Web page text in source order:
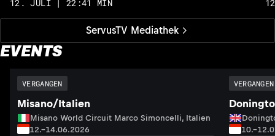
ServusTV Mediathek
12. JULI | 22:41 MIN
EVENTS
VERGANGEN
Misano/Italien
Misano World Circuit Marco Simoncelli, Italien
12.–14.06.2026
VERGANGEN